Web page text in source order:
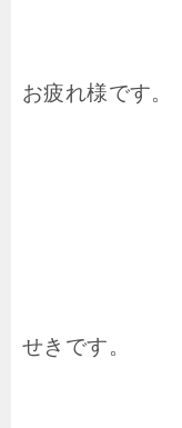
お疲れ様です。
せきです。